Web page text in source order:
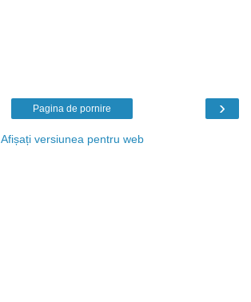
›
Pagina de pornire
Afișați versiunea pentru web